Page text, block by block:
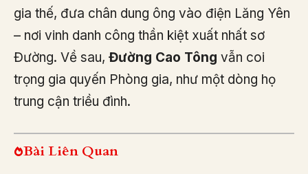
gia thế, đưa chân dung ông vào điện Lăng Yên
– nơi vinh danh công thần kiệt xuất nhất sơ
Đường. Về sau, Đường Cao Tông vẫn coi
trọng gia quyến Phòng gia, như một dòng họ
trung cận triều đình.
Bài Liên Quan